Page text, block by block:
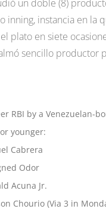
un doble (8)
inning, instancia en la
plato en siete
sencillo productor
RBI by a Venezuelan-
younger:
Cabrera
Odor
Acuna Jr.
Chourio (Via 3 in